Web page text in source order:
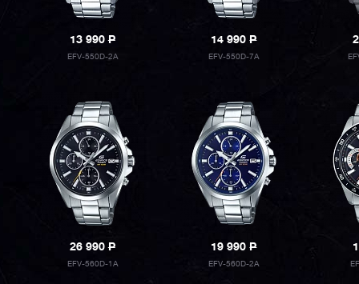
13 990P
EFV-550D-2A
14 990P
EFV-550D-7A
26 990P
EFV-560D-1A
19 990P
EFV-560D-2A